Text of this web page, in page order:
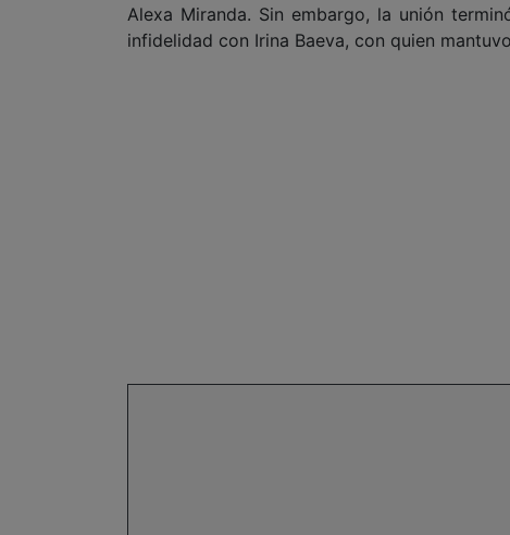
Alexa Miranda. Sin embargo, la unión
infidelidad con Irina Baeva, con quien